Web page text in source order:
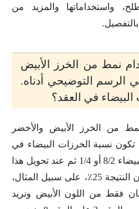
واستخداماتها والمزيد من
نمط من الخرز الأبيض
الرسم التوضيحي أدناه.
في العقد؟
من الخرز الأبيض والأخضر
تكون نسبة الخرزات البيضاء في
القلادة 25٪ ونسبة الخرزات البيضاء 8/2 أو 1/4 ثم عند تحويل هذا
من رقم إلى نسبة مئوية، تكون النتيجة 25٪، على سبيل المثال،
فقط من اللون الأبيض ونريد